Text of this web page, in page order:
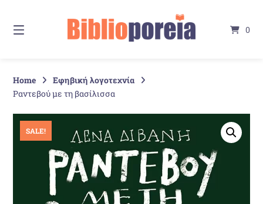
Inhalt
0
Home
Εφηβική λογοτεχνία
Ραντεβού με τη βασίλισσα
SALE!